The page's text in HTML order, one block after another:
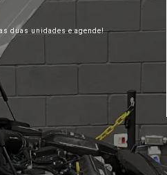
duas unidades e agende!